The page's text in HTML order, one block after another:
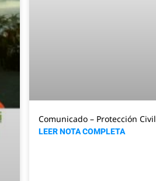
Comunicado – Protección Civil
LEER NOTA COMPLETA